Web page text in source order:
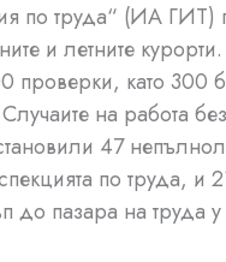
по труда“ (ИА ГИТ)
и летните
проверки, като 300
на работа
47
по труда, и
до пазара на труда у